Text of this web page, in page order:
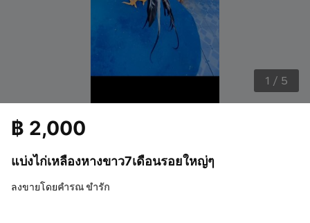
1 / 5
แบ่งไก่เหลืองหางขาว7เดือนรอยใหญ่ๆ
฿ 2,000
ลงขายโดยคํารณ ขํารัก